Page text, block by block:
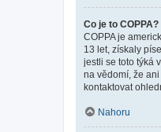
Co je to COPPA?
COPPA je
13 let, získaly
jestli se toto týká
na vědomí, že
kontaktovat
Nahoru